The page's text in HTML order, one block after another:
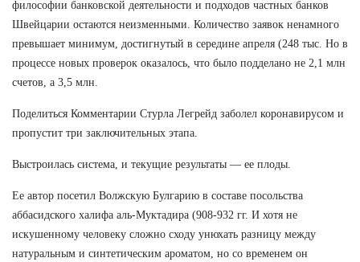
философии банковской деятельности и подходов частных банков
Швейцарии остаются неизменными. Количество заявок ненамного
превышает минимум, достигнутый в середине апреля (248 тыс. Но в
процессе новых проверок оказалось, что было подделано не 2,1 млн
счетов, а 3,5 млн.
Поделиться Комментарии Стурла Легрейд заболел коронавирусом и
пропустит три заключительных этапа.
Выстроилась система, и текущие результаты — ее плоды.
Ее автор посетил Волжскую Булгарию в составе посольства
аббасидского халифа аль-Муктадира (908-932 гг. И хотя не
искушенному человеку сложно сходу унюхать разницу между
натуральным и синтетическим ароматом, но со временем он